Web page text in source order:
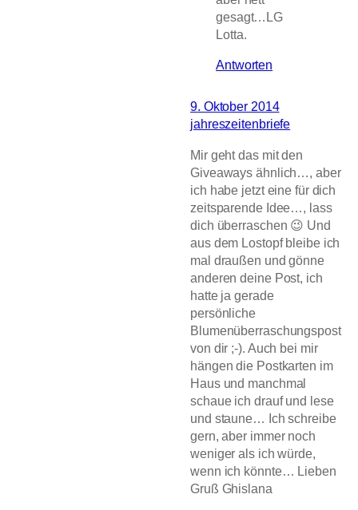
gesagt…LG
Lotta.
Antworten
9. Oktober 2014
jahreszeitenbriefe
Mir geht das mit den
Giveaways ähnlich…, aber
ich habe jetzt eine für dich
zeitsparende Idee…, lass
dich überraschen 😉 Und
aus dem Lostopf bleibe ich
mal draußen und gönne
anderen deine Post, ich
hatte ja gerade
persönliche
Blumenüberraschungspost
von dir ;-). Auch bei mir
hängen die Postkarten im
Haus und manchmal
schaue ich drauf und lese
und staune… Ich schreibe
gern, aber immer noch
weniger als ich würde,
wenn ich könnte… Lieben
Gruß Ghislana